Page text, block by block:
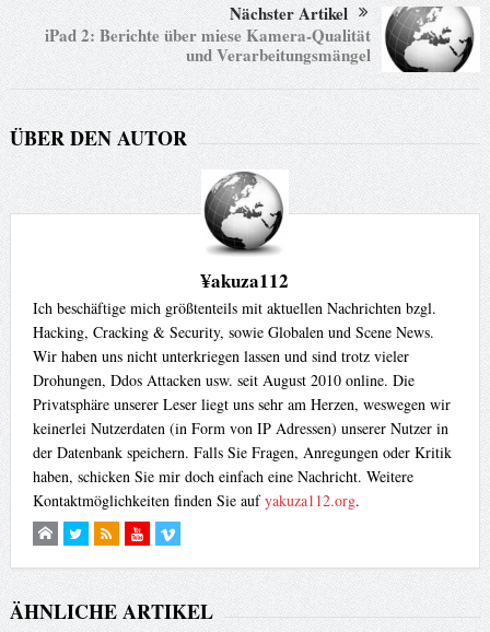
Nächster Artikel
iPad 2: Berichte über miese Kamera-Qualität
und Verarbeitungsmängel
ÜBER DEN AUTOR
¥akuza112
Ich beschäftige mich größtenteils mit aktuellen Nachrichten bzgl.
Hacking, Cracking & Security, sowie Globalen und Scene News.
Wir haben uns nicht unterkriegen lassen und sind trotz vieler
Drohungen, Ddos Attacken usw. seit August 2010 online. Die
Privatsphäre unserer Leser liegt uns sehr am Herzen, weswegen wir
keinerlei Nutzerdaten (in Form von IP Adressen) unserer Nutzer in
der Datenbank speichern. Falls Sie Fragen, Anregungen oder Kritik
haben, schicken Sie mir doch einfach eine Nachricht. Weitere
Kontaktmöglichkeiten finden Sie aufyakuza112.org.
ÄHNLICHE ARTIKEL